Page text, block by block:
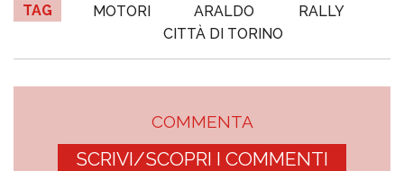
TAG MOTORI ARALDO
RALLY
CITTÀ DI TORINO
COMMENTA
SCRIVI/SCOPRI I COMMENTI